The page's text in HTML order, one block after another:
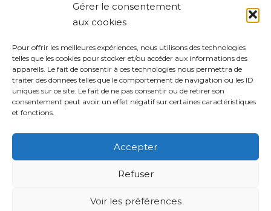
Gérer le consentement
aux cookies
Pour offrir les meilleures expériences, nous utilisons des technologies
telles que les cookies pour stocker et/ou accéder aux informations des
appareils. Le fait de consentir à ces technologies nous permettra de
traiter des données telles que le comportement de navigation ou les ID
uniques sur ce site. Le fait de ne pas consentir ou de retirer son
consentement peut avoir un effet négatif sur certaines caractéristiques
et fonctions.
Accepter
Refuser
Voir les préférences
Politique de protection des données de la CPTS
Votre CPTS
Professionnels de santé